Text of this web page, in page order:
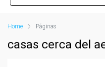
Home Páginas
casas cerca del